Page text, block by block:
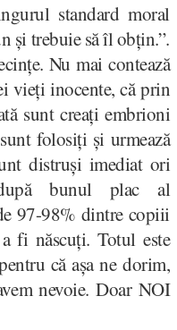
standard moral
și trebuie să îl obțin.”.
Nu mai contează
vieți inocente, că prin
sunt creați embrioni
folosiți și urmează
distruși imediat ori
bunul plac al
97-98% dintre copiii
fi născuți. Totul este
că așa ne dorim,
nevoie. Doar NOI